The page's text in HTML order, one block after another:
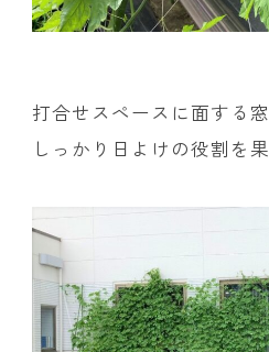
打合せスペースに面する
しっかり日よけの役割を